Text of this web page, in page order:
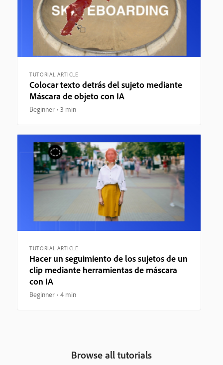
TUTORIAL ARTICLE
Colocar texto detrás del sujeto mediante
Máscara de objeto con IA
Beginner 3 min
TUTORIAL ARTICLE
Hacer un seguimiento de los sujetos de un
clip mediante herramientas de máscara
con IA
Beginner 4 min
Browse all tutorials